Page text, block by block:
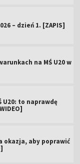
– dzień 1. [ZAPIS]
na MŚ U20 w
U20: to naprawdę
okazja, aby poprawić